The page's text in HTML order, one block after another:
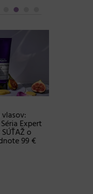
Expert
o
99 €